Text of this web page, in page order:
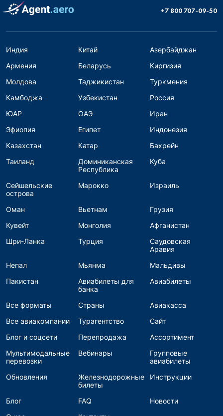
+7 800 707-09-50
Индия Китай
Азербайджан
Армения
Беларусь
Киргизия
Молдова
Таджикистан
Туркмения
Камбоджа
Узбекистан
Россия
ЮАР
ОАЭ
Иран
Эфиопия
Египет
Индонезия
Казахстан
Катар
Бахрейн
Таиланд
Доминиканская
Республика
Куба
Сейшельские
острова
Марокко Израиль
Оман Вьетнам
Грузия
Кувейт
Монголия
Афганистан
Шри-Ланка
Турция
Саудовская
Аравия
Непал
Мьянма
Мальдивы
Пакистан
Авиабилеты для
банка
Авиабилеты
Все форматы Страны
Авиакасса
Все авиакомпании
Турагентство
Сайт
Блог и соцсети
Перепродажа
Ассортимент
Мультимодальные
перевозки
Вебинары
Групповые
авиабилеты
Обновления
Железнодорожные
билеты
Инструкции
Блог FAQ
Новости